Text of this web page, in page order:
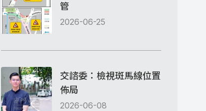
管
2026-06-25
交諮委：檢視斑馬線位置
佈局
2026-06-08